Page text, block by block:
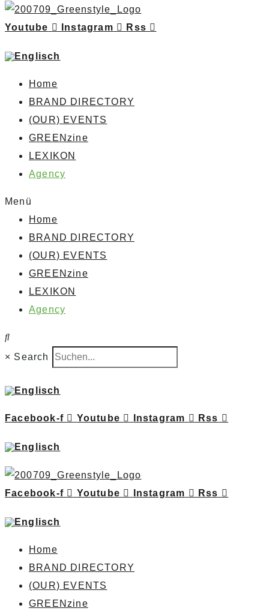
Youtube Instagram Rss
Home
BRAND DIRECTORY
(OUR) EVENTS
GREENzine
LEXIKON
Agency
Menü
Home
BRAND DIRECTORY
(OUR) EVENTS
GREENzine
LEXIKON
Agency
× Search
Facebook-f Youtube Instagram Rss
Facebook-f Youtube Instagram Rss
Home
BRAND DIRECTORY
(OUR) EVENTS
GREENzine